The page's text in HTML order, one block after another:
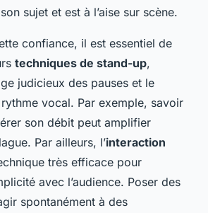
sujet et est à l’aise sur scène.
confiance, il est essentiel de
techniques de stand-up,
judicieux des pauses et le
vocal. Par exemple, savoir
son débit peut amplifier
Par ailleurs, l’interaction
très efficace pour
avec l’audience. Poser des
spontanément à des